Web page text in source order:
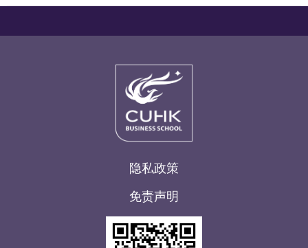
隐私政策
免责声明